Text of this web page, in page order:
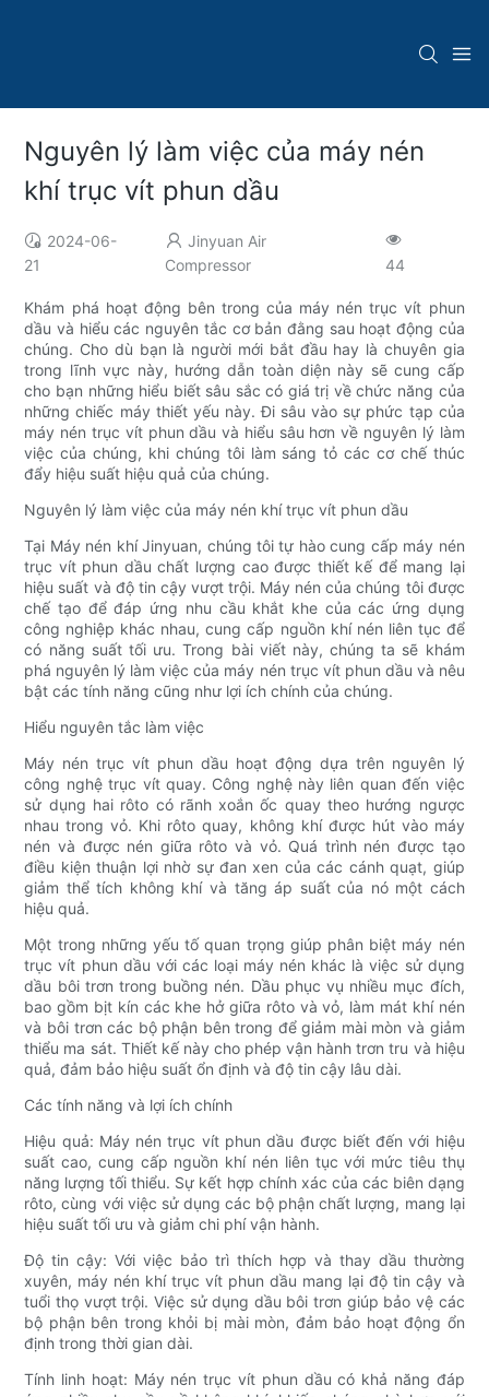
Nguyên lý làm việc của máy nén
khí trục vít phun dầu
2024-06-
21
Jinyuan Air
Compressor
44
Khám phá hoạt động bên trong của máy nén trục vít phun
dầu và hiểu các nguyên tắc cơ bản đằng sau hoạt động của
chúng. Cho dù bạn là người mới bắt đầu hay là chuyên gia
trong lĩnh vực này, hướng dẫn toàn diện này sẽ cung cấp
cho bạn những hiểu biết sâu sắc có giá trị về chức năng của
những chiếc máy thiết yếu này. Đi sâu vào sự phức tạp của
máy nén trục vít phun dầu và hiểu sâu hơn về nguyên lý làm
việc của chúng, khi chúng tôi làm sáng tỏ các cơ chế thúc
đẩy hiệu suất hiệu quả của chúng.
Nguyên lý làm việc của máy nén khí trục vít phun dầu
Tại Máy nén khí Jinyuan, chúng tôi tự hào cung cấp máy nén
trục vít phun dầu chất lượng cao được thiết kế để mang lại
hiệu suất và độ tin cậy vượt trội. Máy nén của chúng tôi được
chế tạo để đáp ứng nhu cầu khắt khe của các ứng dụng
công nghiệp khác nhau, cung cấp nguồn khí nén liên tục để
có năng suất tối ưu. Trong bài viết này, chúng ta sẽ khám
phá nguyên lý làm việc của máy nén trục vít phun dầu và nêu
bật các tính năng cũng như lợi ích chính của chúng.
Hiểu nguyên tắc làm việc
Máy nén trục vít phun dầu hoạt động dựa trên nguyên lý
công nghệ trục vít quay. Công nghệ này liên quan đến việc
sử dụng hai rôto có rãnh xoắn ốc quay theo hướng ngược
nhau trong vỏ. Khi rôto quay, không khí được hút vào máy
nén và được nén giữa rôto và vỏ. Quá trình nén được tạo
điều kiện thuận lợi nhờ sự đan xen của các cánh quạt, giúp
giảm thể tích không khí và tăng áp suất của nó một cách
hiệu quả.
Một trong những yếu tố quan trọng giúp phân biệt máy nén
trục vít phun dầu với các loại máy nén khác là việc sử dụng
dầu bôi trơn trong buồng nén. Dầu phục vụ nhiều mục đích,
bao gồm bịt ​​kín các khe hở giữa rôto và vỏ, làm mát khí nén
và bôi trơn các bộ phận bên trong để giảm mài mòn và giảm
thiểu ma sát. Thiết kế này cho phép vận hành trơn tru và hiệu
quả, đảm bảo hiệu suất ổn định và độ tin cậy lâu dài.
Các tính năng và lợi ích chính
Hiệu quả: Máy nén trục vít phun dầu được biết đến với hiệu
suất cao, cung cấp nguồn khí nén liên tục với mức tiêu thụ
năng lượng tối thiểu. Sự kết hợp chính xác của các biên dạng
rôto, cùng với việc sử dụng các bộ phận chất lượng, mang lại
hiệu suất tối ưu và giảm chi phí vận hành.
Độ tin cậy: Với việc bảo trì thích hợp và thay dầu thường
xuyên, máy nén khí trục vít phun dầu mang lại độ tin cậy và
tuổi thọ vượt trội. Việc sử dụng dầu bôi trơn giúp bảo vệ các
bộ phận bên trong khỏi bị mài mòn, đảm bảo hoạt động ổn
định trong thời gian dài.
Tính linh hoạt: Máy nén trục vít phun dầu có khả năng đáp